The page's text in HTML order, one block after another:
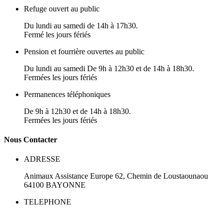
Refuge ouvert au public
Du lundi au samedi de 14h à 17h30.
Fermé les jours fériés
Pension et fourrière ouvertes au public
Du lundi au samedi De 9h à 12h30 et de 14h à 18h30.
Fermées les jours fériés
Permanences téléphoniques
De 9h à 12h30 et de 14h à 18h30.
Fermées les jours fériés
Nous Contacter
ADRESSE
Animaux Assistance Europe 62, Chemin de Loustaounaou
64100 BAYONNE
TELEPHONE